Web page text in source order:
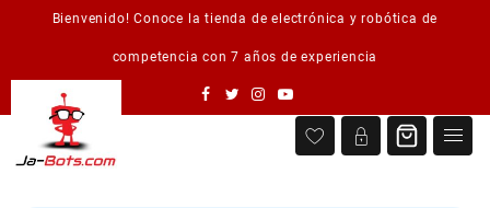
Bienvenido! Conoce la tienda de electrónica y robótica de
competencia con 7 años de experiencia